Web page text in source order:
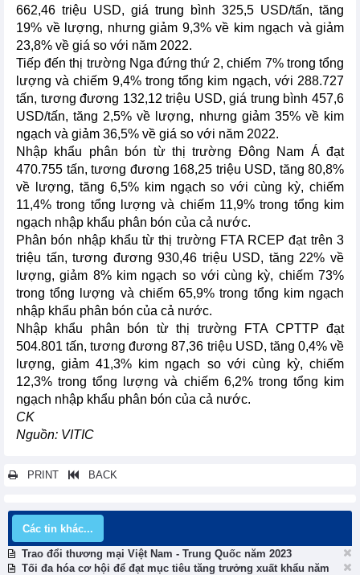
662,46 triệu USD, giá trung bình 325,5 USD/tấn, tăng
19% về lượng, nhưng giảm 9,3% về kim ngạch và giảm
23,8% về giá so với năm 2022.
Tiếp đến thị trường Nga đứng thứ 2, chiếm 7% trong tổng
lượng và chiếm 9,4% trong tổng kim ngạch, với 288.727
tấn, tương đương 132,12 triệu USD, giá trung bình 457,6
USD/tấn, tăng 2,5% về lượng, nhưng giảm 35% về kim
ngạch và giảm 36,5% về giá so với năm 2022.
Nhập khẩu phân bón từ thị trường Đông Nam Á đạt
470.755 tấn, tương đương 168,25 triệu USD, tăng 80,8%
về lượng, tăng 6,5% kim ngạch so với cùng kỳ, chiếm
11,4% trong tổng lượng và chiếm 11,9% trong tổng kim
ngạch nhập khẩu phân bón của cả nước.
Phân bón nhập khẩu từ thị trường FTA RCEP đạt trên 3
triệu tấn, tương đương 930,46 triệu USD, tăng 22% về
lượng, giảm 8% kim ngạch so với cùng kỳ, chiếm 73%
trong tổng lượng và chiếm 65,9% trong tổng kim ngạch
nhập khẩu phân bón của cả nước.
Nhập khẩu phân bón từ thị trường FTA CPTTP đạt
504.801 tấn, tương đương 87,36 triệu USD, tăng 0,4% về
lượng, giảm 41,3% kim ngạch so với cùng kỳ, chiếm
12,3% trong tổng lượng và chiếm 6,2% trong tổng kim
ngạch nhập khẩu phân bón của cả nước.
CK
Nguồn: VITIC
PRINT BACK
Các tin khác...
Trao đổi thương mại Việt Nam - Trung Quốc năm 2023
Tối đa hóa cơ hội để đạt mục tiêu tăng trưởng xuất khẩu năm